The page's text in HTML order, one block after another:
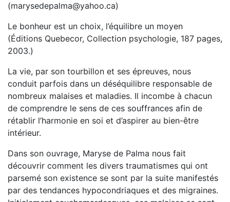
(marysedepalma@yahoo.ca)
Le bonheur est un choix, l’équilibre un moyen
(Éditions Quebecor, Collection psychologie, 187 pages,
2003.)
La vie, par son tourbillon et ses épreuves, nous
conduit parfois dans un déséquilibre responsable de
nombreux malaises et maladies. Il incombe à chacun
de comprendre le sens de ces souffrances afin de
rétablir l’harmonie en soi et d’aspirer au bien-être
intérieur.
Dans son ouvrage, Maryse de Palma nous fait
découvrir comment les divers traumatismes qui ont
parsemé son existence se sont par la suite manifestés
par des tendances hypocondriaques et des migraines.